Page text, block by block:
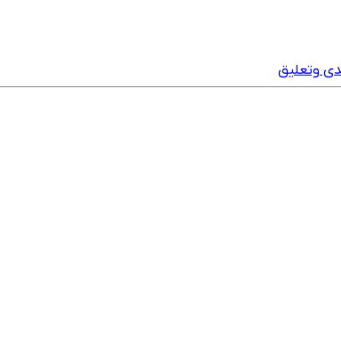
وتعلیق